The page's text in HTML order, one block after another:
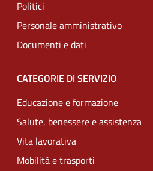
Politici
Personale amministrativo
Documenti e dati
CATEGORIE DI SERVIZIO
Educazione e formazione
Salute, benessere e assistenza
Vita lavorativa
Mobilità e trasporti